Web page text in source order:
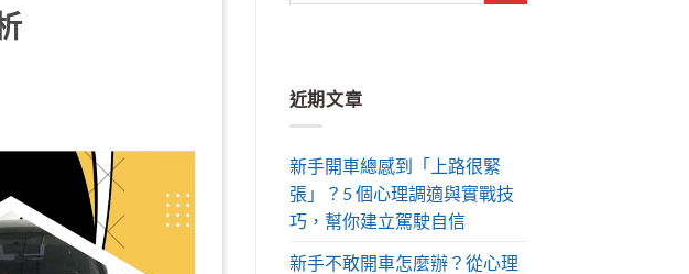
近期文章
新手開車總感到「上路很緊
張」？5 個心理調適與實戰技
巧，幫你建立駕駛自信
新手不敢開車怎麼辦？從心理